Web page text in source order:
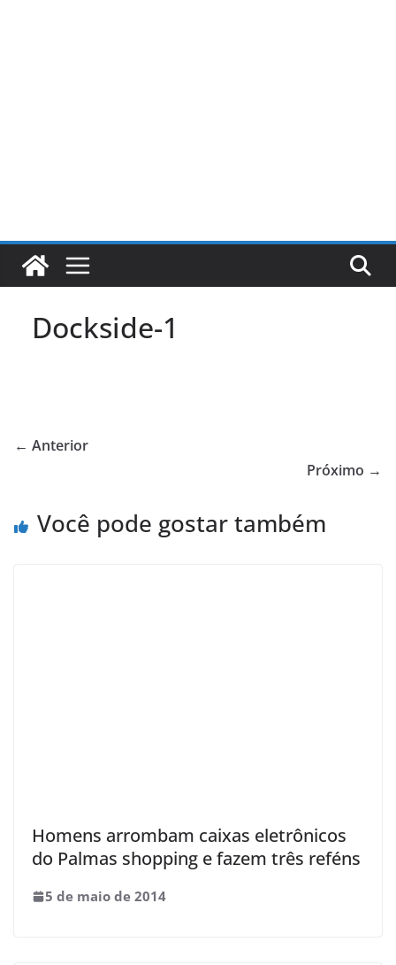
Dockside-1
← Anterior
Próximo →
Você pode gostar também
Homens arrombam caixas eletrônicos
do Palmas shopping e fazem três reféns
5 de maio de 2014